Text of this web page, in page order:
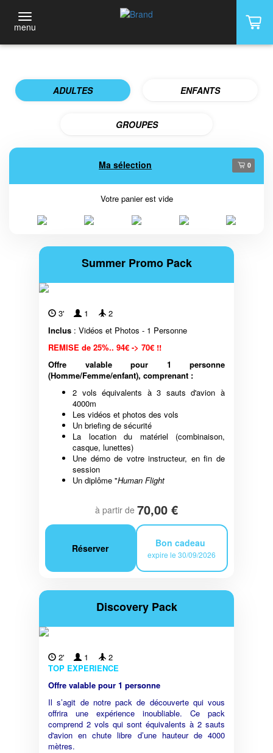
menu
ADULTES ENFANTS
GROUPES
Ma sélection 0
Votre panier est vide
Summer Promo Pack
3' 1
2
Inclus : Vidéos et Photos - 1 Personne
REMISE de 25%.. 94€ -> 70€ !!
Offre valable pour 1 personne
(Homme/Femme/enfant), comprenant :
2 vols équivalents à 3 sauts d'avion à
4000m
Les vidéos et photos des vols
Un briefing de sécurité
La location du matériel (combinaison,
casque, lunettes)
Une démo de votre instructeur, en fin de
session
Un diplôme "Human Flight
à partir de 70,00 €
Réserver Bon cadeau
expire le 30/09/2026
Discovery Pack
2' 1
2
TOP EXPERIENCE
Offre valable pour 1 personne
Il s’agit de notre pack de découverte qui vous
offrira une expérience inoubliable. Ce pack
comprend 2 vols qui sont équivalents à 2 sauts
d'avion en chute libre d’une hauteur de 4000
mètres.